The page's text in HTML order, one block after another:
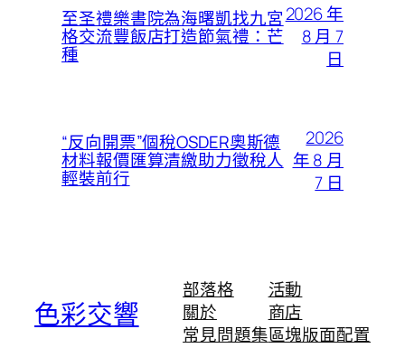
至圣禮樂書院為海曙凱找九宮
格交流豐飯店打造節氣禮：芒
種
2026 年
8 月 7
日
“反向開票”個稅OSDER奧斯德
材料報價匯算清繳助力徵稅人
輕裝前行
2026
年 8 月
7 日
色彩交響
部落格
關於
常見問題集
活動
商店
區塊版面配置